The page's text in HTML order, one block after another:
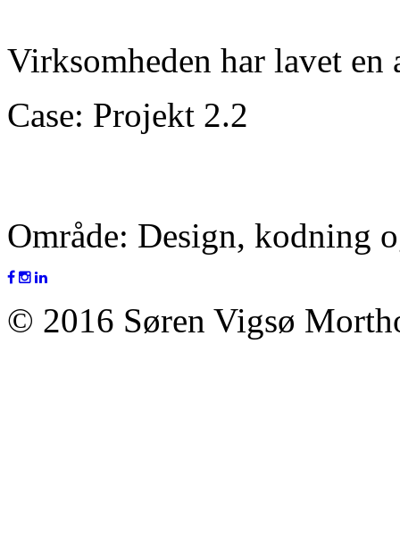
Virksomheden har lavet
Case: Projekt 2.2
Område: Design, kodning
© 2016 Søren Vigsø